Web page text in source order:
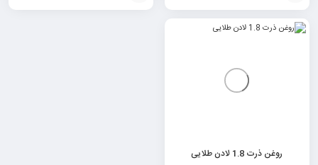
افزودن
به
افزودن
روغن ذرت 1.8 لادن طلایی